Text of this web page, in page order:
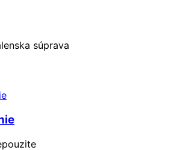
súprava